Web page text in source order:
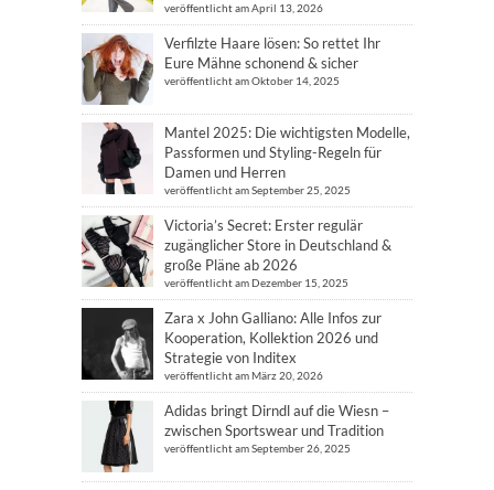
veröffentlicht am April 13, 2026
Verfilzte Haare lösen: So rettet Ihr
Eure Mähne schonend & sicher
veröffentlicht am Oktober 14, 2025
Mantel 2025: Die wichtigsten Modelle,
Passformen und Styling-Regeln für
Damen und Herren
veröffentlicht am September 25, 2025
Victoria’s Secret: Erster regulär
zugänglicher Store in Deutschland &
große Pläne ab 2026
veröffentlicht am Dezember 15, 2025
Zara x John Galliano: Alle Infos zur
Kooperation, Kollektion 2026 und
Strategie von Inditex
veröffentlicht am März 20, 2026
Adidas bringt Dirndl auf die Wiesn –
zwischen Sportswear und Tradition
veröffentlicht am September 26, 2025